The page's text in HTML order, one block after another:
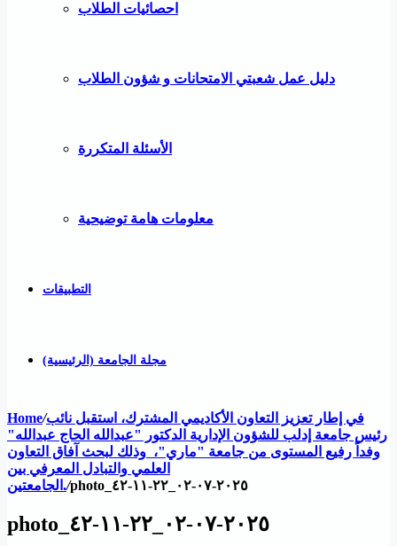
احصائيات الطلاب
دليل عمل شعبتي الامتحانات و شؤون الطلاب
الأسئلة المتكررة
معلومات هامة توضيحية
التطبيقات
مجلة الجامعة (الرئيسية)
Home/في إطار تعزيز التعاون الأكاديمي المشترك، استقبل نائب
رئيس جامعة إدلب للشؤون الإدارية الدكتور "عبدالله الحاج عبدالله"
وفداً رفيع المستوى من جامعة "ماري"، وذلك لبحث آفاق التعاون
العلمي والتبادل المعرفي بين
الجامعتين./ photo_٢٠٢٥-٠٧-٠٢_٢٢-١١-٤٢
photo_٢٠٢٥-٠٧-٠٢_٢٢-١١-٤٢